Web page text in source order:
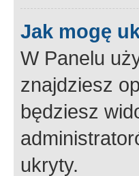
Jak mogę
W Panelu
znajdziesz
będziesz
ukryty.